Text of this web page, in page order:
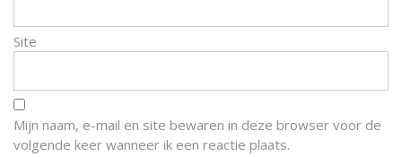
Site
Mijn naam, e-mail en site bewaren in deze browser voor de
volgende keer wanneer ik een reactie plaats.